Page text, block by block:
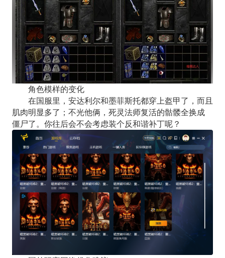
角色模样的变化
在国服里，安达利尔和墨菲斯托都穿上盔甲了，而且
肌肉明显多了；不光他俩，死灵法师复活的骷髅全换成
僵尸了。你往后会不会考虑装个反和谐补丁呢？